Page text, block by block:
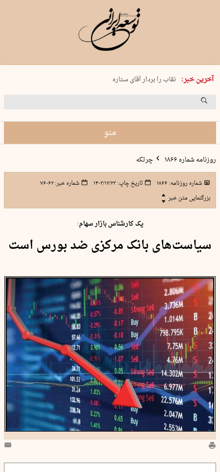
آخرین خبر:
پنجشنبه 15 مرداد 1405 شماره 2243
نقاب را بردار آقای ستاره
کدام فوتبال؟
منو
روزنامه شماره ۱۸۶۶ چرتکه
شماره روزنامه:۱۸۶۶ تاریخ چاپ:۱۴۰۳/۱۲/۲۳ شماره خبر:۷۶۰۶۲
بزرگنمایی متن خبر
یک کارشناس بازار سهام:
سیاست‌های بانک مرکزی ضد بورس است